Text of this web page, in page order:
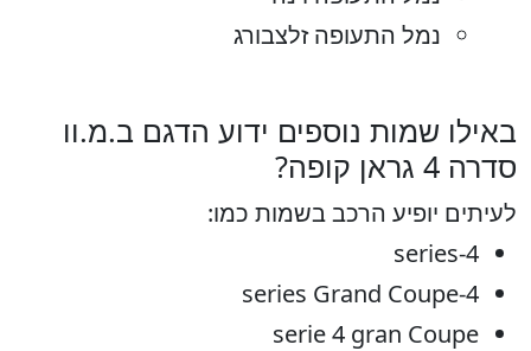
נמל התעופה זלצבורג
באילו שמות נוספים ידוע הדגם ב.מ.וו
סדרה 4 גראן קופה?
לעיתים יופיע הרכב בשמות כמו:
4-series
4-series Grand Coupe
serie 4 gran Coupe